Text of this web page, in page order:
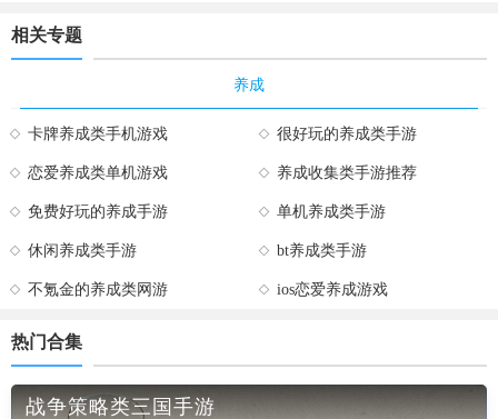
相关专题
养成
卡牌养成类手机游戏 很好玩的养成类手游
恋爱养成类单机游戏 养成收集类手游推荐
免费好玩的养成手游 单机养成类手游
休闲养成类手游 bt养成类手游
不氪金的养成类网游 ios恋爱养成游戏
热门合集
战争策略类三国手游